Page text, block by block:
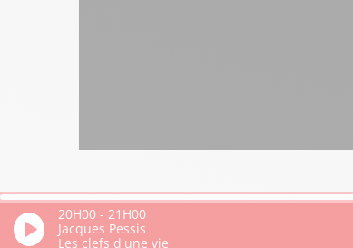
20H00 - 21H00
Jacques Pessis
Les clefs d'une vie